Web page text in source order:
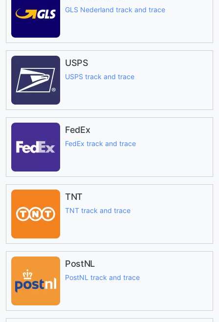
GLS Nederland track and trace
USPS
USPS track and trace
FedEx
FedEx track and trace
TNT
TNT track and trace
PostNL
PostNL track and trace